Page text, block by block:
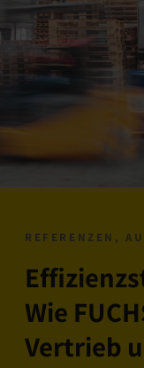
REFERENZEN,
Wie
Vertrieb